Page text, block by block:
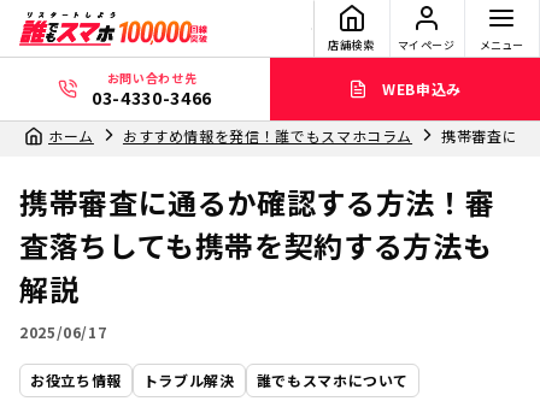
店舗検索 マイページ メニュー
お問い合わせ先
03-4330-3466 WEB申込み
ホーム おすすめ情報を発信！誰でもスマホコラム 携帯審査に通
携帯審査に通るか確認する方法！審
査落ちしても携帯を契約する方法も
解説
2025/06/17
お役立ち情報 トラブル解決 誰でもスマホについて